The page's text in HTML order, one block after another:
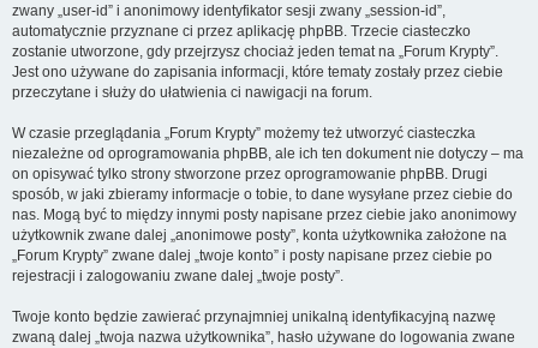
zwany „user-id” i anonimowy identyfikator sesji zwany „session-id”,
automatycznie przyznane ci przez aplikację phpBB. Trzecie ciasteczko
zostanie utworzone, gdy przejrzysz chociaż jeden temat na „Forum Krypty”.
Jest ono używane do zapisania informacji, które tematy zostały przez ciebie
przeczytane i służy do ułatwienia ci nawigacji na forum.
W czasie przeglądania „Forum Krypty” możemy też utworzyć ciasteczka
niezależne od oprogramowania phpBB, ale ich ten dokument nie dotyczy – ma
on opisywać tylko strony stworzone przez oprogramowanie phpBB. Drugi
sposób, w jaki zbieramy informacje o tobie, to dane wysyłane przez ciebie do
nas. Mogą być to między innymi posty napisane przez ciebie jako anonimowy
użytkownik zwane dalej „anonimowe posty”, konta użytkownika założone na
„Forum Krypty” zwane dalej „twoje konto” i posty napisane przez ciebie po
rejestracji i zalogowaniu zwane dalej „twoje posty”.
Twoje konto będzie zawierać przynajmniej unikalną identyfikacyjną nazwę
zwaną dalej „twoja nazwa użytkownika”, hasło używane do logowania zwane